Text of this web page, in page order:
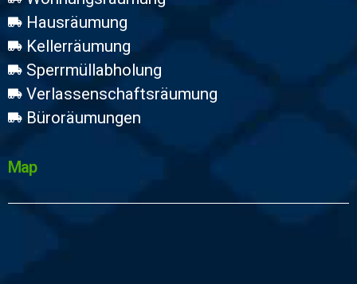
Hausräumung
Kellerräumung
Sperrmüllabholung
Verlassenschaftsräumung
Büroräumungen
Map